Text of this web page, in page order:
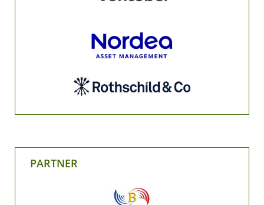
PARTNER